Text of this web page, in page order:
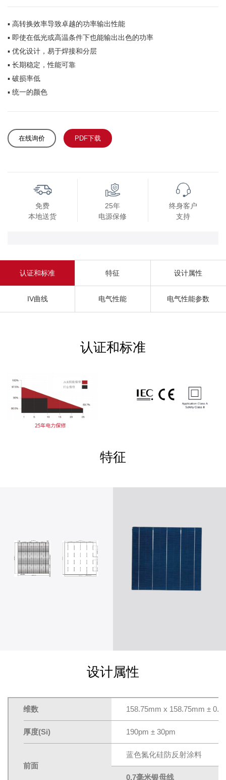
▪ 高转换效率导致卓越的功率输出性能
▪ 即使在低光或高温条件下也能输出出色的功率
▪ 优化设计，易于焊接和分层
▪ 长期稳定，性能可靠
▪ 破损率低
▪ 统一的颜色
在线询价 PDF下载
免费
本地送货
25年
电源保修
终身客户
支持
认证和标准 特征 设计属性
IV曲线 电气性能 电气性能参数
认证和标准
特征
设计属性
维数 158.75mm x 158.75mm ±
厚度(Si) 190pm ± 30pm
前面
蓝色氮化硅防反射涂料
0.7毫米银母线